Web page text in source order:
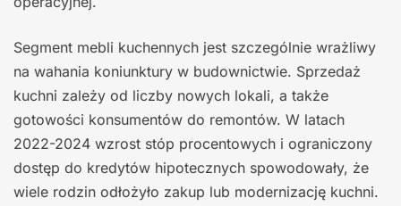
Segment mebli kuchennych jest szczególnie wrażliwy
na wahania koniunktury w budownictwie. Sprzedaż
kuchni zależy od liczby nowych lokali, a także
gotowości konsumentów do remontów. W latach
2022-2024 wzrost stóp procentowych i ograniczony
dostęp do kredytów hipotecznych spowodowały, że
wiele rodzin odłożyło zakup lub modernizację kuchni.